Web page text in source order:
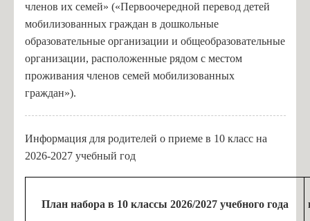
членов их семей» («Первоочередной перевод детей
мобилизованных граждан в дошкольные
образовательные организации и общеобразовательные
организации, расположенные рядом с местом
проживания членов семей мобилизованных
граждан»).
Информация для родителей о приеме в 10 класс на
2026-2027 учебный год
План набора в 10 классы 2026/2027 учебного года